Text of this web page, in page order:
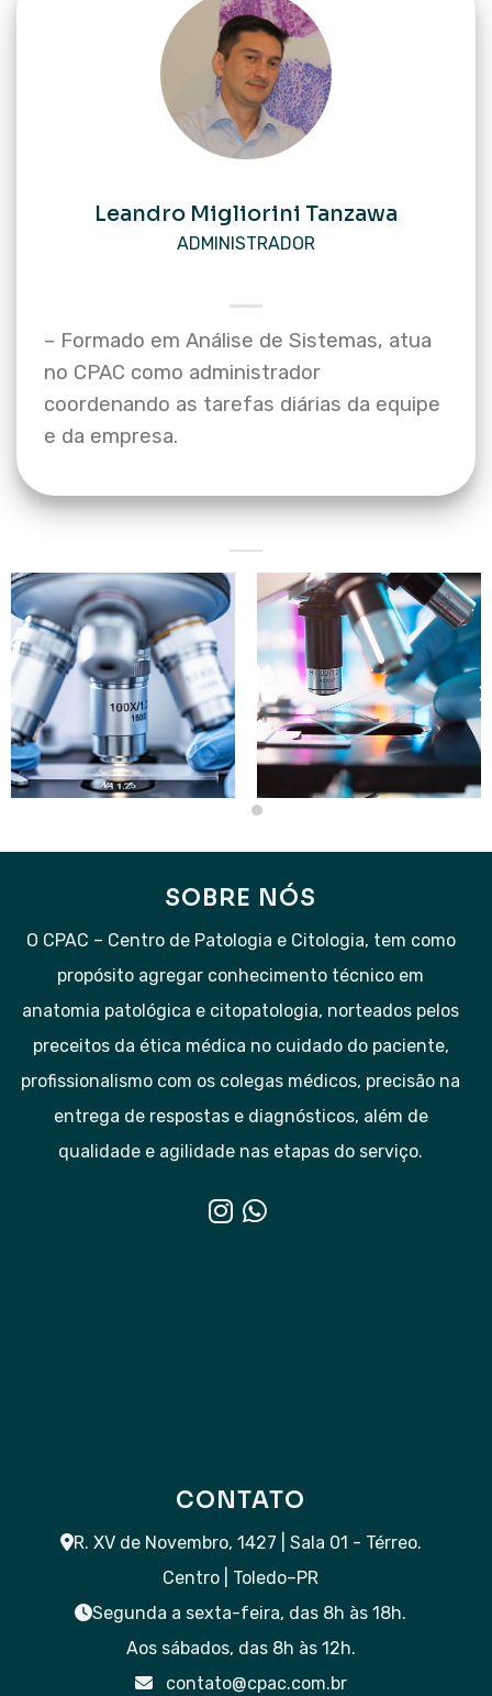
Leandro Migliorini Tanzawa
ADMINISTRADOR
– Formado em Análise de Sistemas, atua
no CPAC como administrador
coordenando as tarefas diárias da equipe
e da empresa.
SOBRE NÓS
O CPAC – Centro de Patologia e Citologia, tem como
propósito agregar conhecimento técnico em
anatomia patológica e citopatologia, norteados pelos
preceitos da ética médica no cuidado do paciente,
profissionalismo com os colegas médicos, precisão na
entrega de respostas e diagnósticos, além de
qualidade e agilidade nas etapas do serviço.
CONTATO
R. XV de Novembro, 1427 | Sala 01 - Térreo.
Centro | Toledo–PR
Segunda a sexta-feira, das 8h às 18h.
Aos sábados, das 8h às 12h.
contato@cpac.com.br